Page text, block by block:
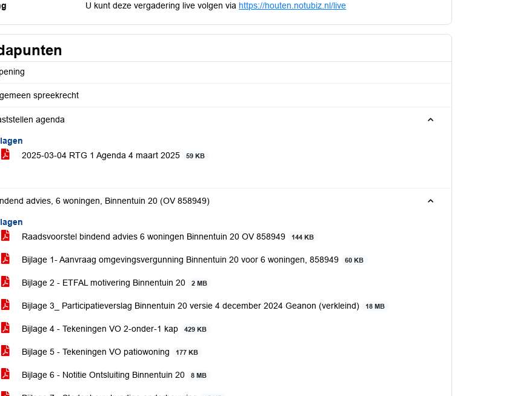
U kunt deze vergadering live volgen via https://houten.notubiz.nl/live
spreekrecht
agenda
2025-03-04 RTG 1 Agenda 4 maart 2025
59 KB
advies, 6 woningen, Binnentuin 20 (OV 858949)
Raadsvoorstel bindend advies 6 woningen Binnentuin 20 OV 858949
144 KB
Bijlage 1- Aanvraag omgevingsvergunning Binnentuin 20 voor 6 woningen, 858949 60 KB
Bijlage 2 - ETFAL motivering Binnentuin 20 2 MB
Bijlage 3_ Participatieverslag Binnentuin 20 versie 4 december 2024 Geanon (verkleind) 18 MB
Bijlage 4 - Tekeningen VO 2-onder-1 kap 429 KB
Bijlage 5 - Tekeningen VO patiowoning 177 KB
Bijlage 6 - Notitie Ontsluiting Binnentuin 20 8 MB